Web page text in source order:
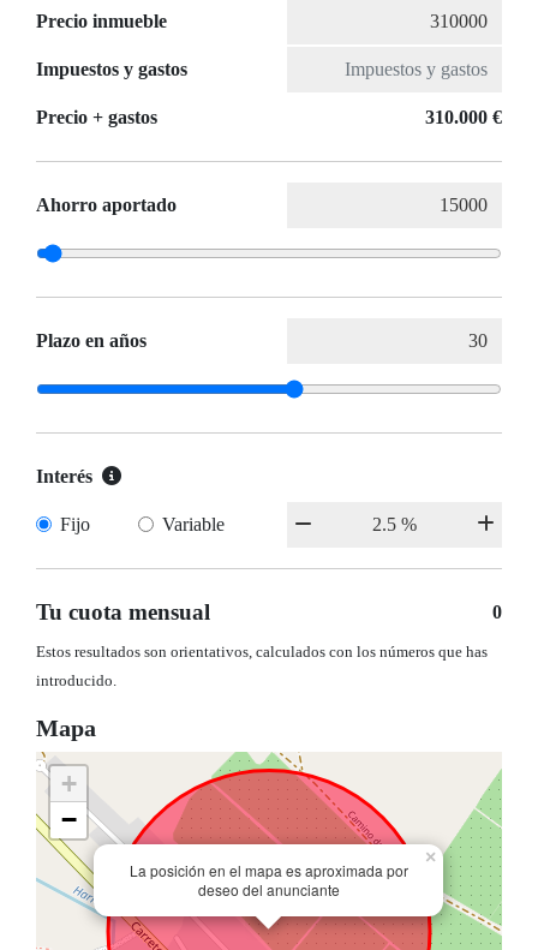
Precio inmueble
Impuestos y gastos
Precio + gastos 310.000 €
Ahorro aportado
Plazo en años
Interés
Fijo Variable
Tu cuota mensual 0
Estos resultados son orientativos, calculados con los números que has
introducido.
Mapa
La posición en el mapa es aproximada por
deseo del anunciante
×
+
−